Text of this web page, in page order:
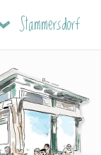
Stammersdorf